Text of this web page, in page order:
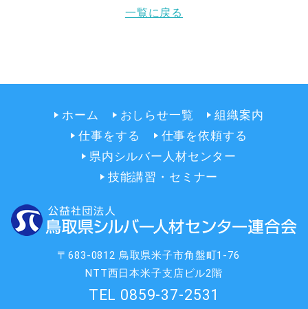
一覧に戻る
ホーム おしらせ一覧
組織案内
仕事をする
仕事を依頼する
県内シルバー人材センター
技能講習・セミナー
〒683-0812 鳥取県米子市角盤町1-76
NTT西日本米子支店ビル2階
TEL 0859-37-2531